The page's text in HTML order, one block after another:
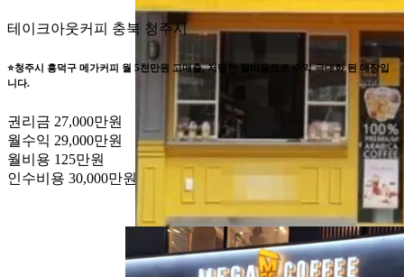
테이크아웃커피 충북 청주시
⭐청주시 흥덕구 메가커피 월 5천만원 고매출, 저렴한 월비용으로 수익 극대화 된 매장입
니다.
권리금 27,000만원
월수익 29,000만원
월비용 125만원
인수비용 30,000만원